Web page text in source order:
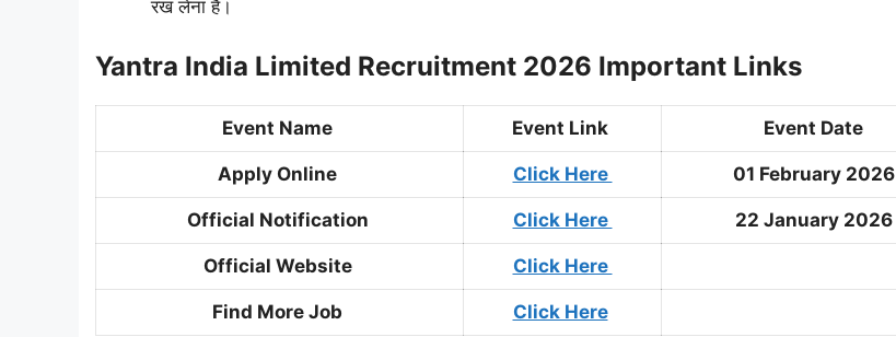
रख लेना है।
Yantra India Limited Recruitment 2026 Important Links
Event Name Event Link Event Date
Apply Online Click Here 01 February 2026
Official Notification Click Here 22 January 2026
Official Website Click Here
Find More Job Click Here